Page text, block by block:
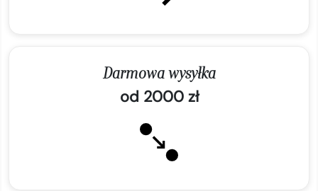
Darmowa wysyłka
od 2000 zł